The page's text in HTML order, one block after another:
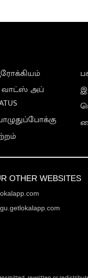
வாட்ஸ் அப்
OTHER WEBSITES